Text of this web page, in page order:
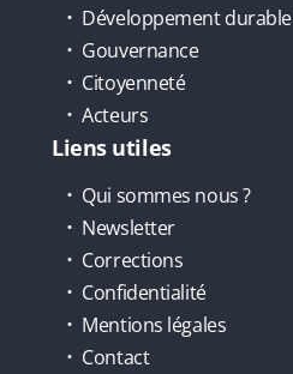
Développement durable
Gouvernance
Citoyenneté
Acteurs
Liens utiles
Qui sommes nous ?
Newsletter
Corrections
Confidentialité
Mentions légales
Contact